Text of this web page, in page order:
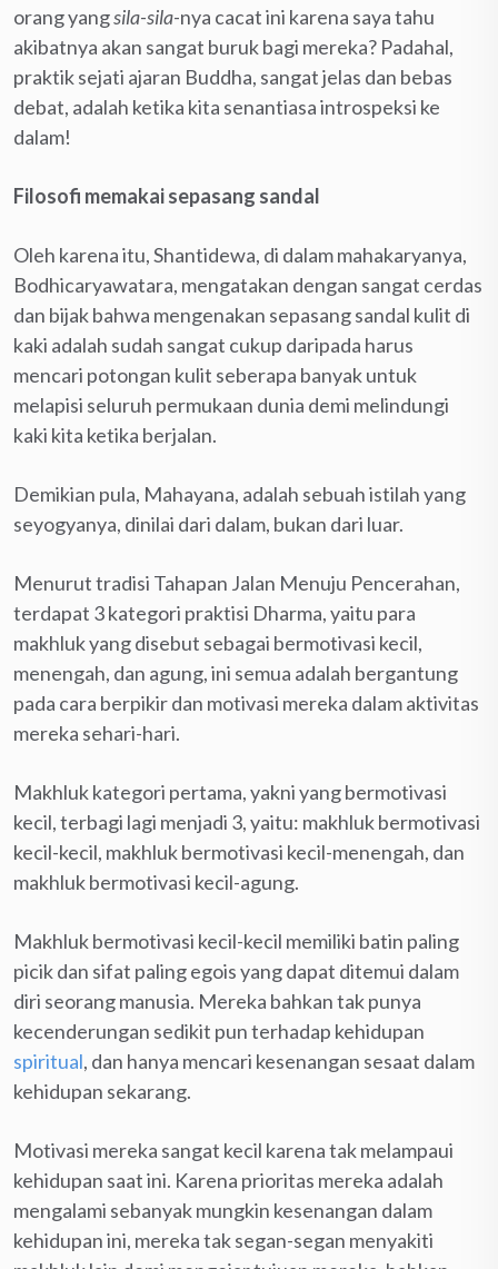
orang yangsila-sila-nya cacat ini karena saya tahu
akibatnya akan sangat buruk bagi mereka? Padahal,
praktik sejati ajaran Buddha, sangat jelas dan bebas
debat, adalah ketika kita senantiasa introspeksi ke
dalam!
Filosofi memakai sepasang sandal
Oleh karena itu, Shantidewa, di dalam mahakaryanya,
Bodhicaryawatara, mengatakan dengan sangat cerdas
dan bijak bahwa mengenakan sepasang sandal kulit di
kaki adalah sudah sangat cukup daripada harus
mencari potongan kulit seberapa banyak untuk
melapisi seluruh permukaan dunia demi melindungi
kaki kita ketika berjalan.
Demikian pula, Mahayana, adalah sebuah istilah yang
seyogyanya, dinilai dari dalam, bukan dari luar.
Menurut tradisi Tahapan Jalan Menuju Pencerahan,
terdapat 3 kategori praktisi Dharma, yaitu para
makhluk yang disebut sebagai bermotivasi kecil,
menengah, dan agung, ini semua adalah bergantung
pada cara berpikir dan motivasi mereka dalam aktivitas
mereka sehari-hari.
Makhluk kategori pertama, yakni yang bermotivasi
kecil, terbagi lagi menjadi 3, yaitu: makhluk bermotivasi
kecil-kecil, makhluk bermotivasi kecil-menengah, dan
makhluk bermotivasi kecil-agung.
Makhluk bermotivasi kecil-kecil memiliki batin paling
picik dan sifat paling egois yang dapat ditemui dalam
diri seorang manusia. Mereka bahkan tak punya
kecenderungan sedikit pun terhadap kehidupan
spiritual, dan hanya mencari kesenangan sesaat dalam
kehidupan sekarang.
Motivasi mereka sangat kecil karena tak melampaui
kehidupan saat ini. Karena prioritas mereka adalah
mengalami sebanyak mungkin kesenangan dalam
kehidupan ini, mereka tak segan-segan menyakiti